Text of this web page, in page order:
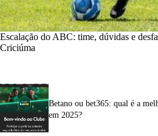
Escalação do ABC: time, dúvidas e
Criciúma
Betano ou bet365: qual é a
em 2025?